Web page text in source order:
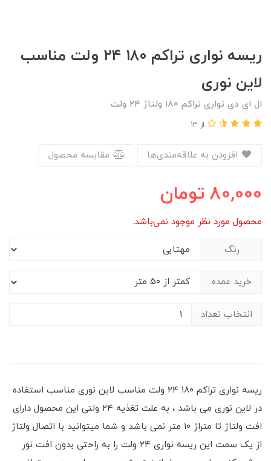
ریسه نواری تراکم ۱۸۰ ۲۴ ولت مناسب
لاین نوری
ال ای دی نواری تراکم ۱۸۰ ولتاژ ۲۴ ولت
از 13
مقایسه محصول
80,000 تومان
محصول مورد نظر موجود نمی‌باشد.
رنگ
خرید عمده
انتخاب تعداد
ریسه نواری تراکم ۱۸۰ ۲۴ ولت مناسب لاین نوری مناسب استفاده
در لاین نوری می باشد ، به علت تغذیه ۲۴ ولتی این محصول دارای
افت ولتاژ تا متراژ ۱۰ متر نمی باشد و شما میتوانید با اتصال ولتاژ
از یک سمت این ریسه نواری ۲۴ ولت را به راحتی بدون افت نور